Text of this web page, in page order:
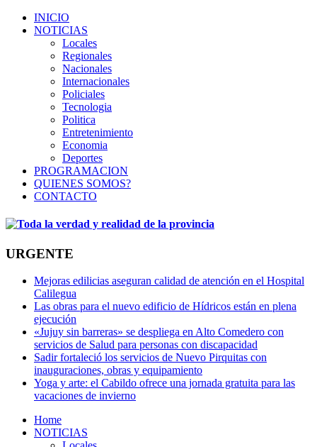
INICIO
NOTICIAS
Locales
Regionales
Nacionales
Internacionales
Policiales
Tecnologia
Politica
Entretenimiento
Economia
Deportes
PROGRAMACION
QUIENES SOMOS?
CONTACTO
URGENTE
Mejoras edilicias aseguran calidad de atención en el Hospital
Calilegua
Las obras para el nuevo edificio de Hídricos están en plena
ejecución
«Jujuy sin barreras» se despliega en Alto Comedero con
servicios de Salud para personas con discapacidad
Sadir fortaleció los servicios de Nuevo Pirquitas con
inauguraciones, obras y equipamiento
Yoga y arte: el Cabildo ofrece una jornada gratuita para las
vacaciones de invierno
Home
NOTICIAS